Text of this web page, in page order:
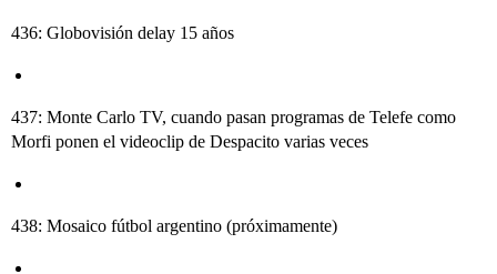
436: Globovisión delay 15 años
437: Monte Carlo TV, cuando pasan programas de Telefe como
Morfi ponen el videoclip de Despacito varias veces
438: Mosaico fútbol argentino (próximamente)